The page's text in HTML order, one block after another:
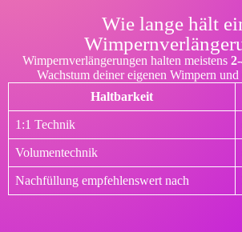
Wie lange hält
Wimpernverlängerungen halten meistens
Wachstum deiner eigenen Wimpern
Haltbarkeit
1:1 Technik
Volumentechnik
Nachfüllung empfehlenswert nach